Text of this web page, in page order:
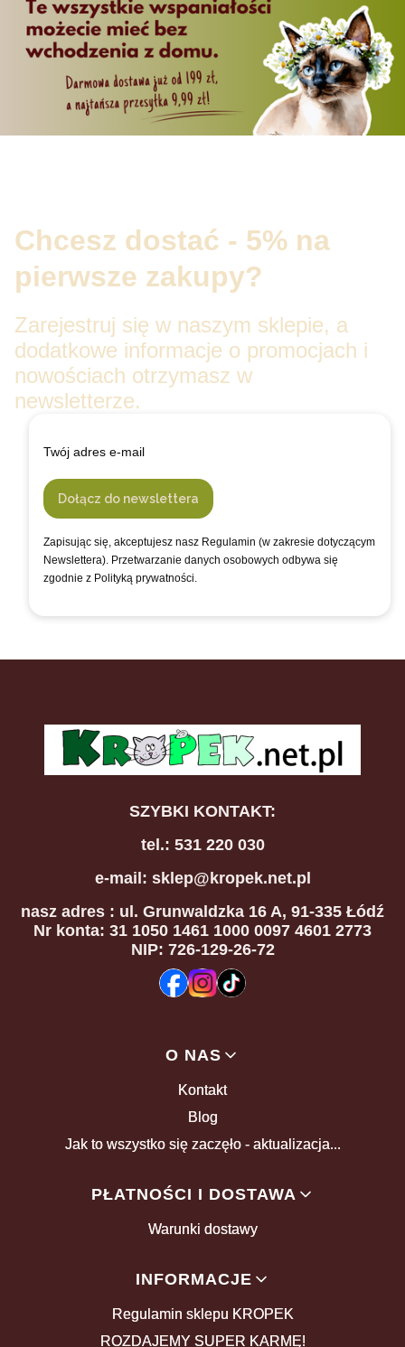
Chcesz dostać - 5% na
pierwsze zakupy?
Zarejestruj się w naszym sklepie, a
dodatkowe informacje o promocjach i
nowościach otrzymasz w
newsletterze.
Twój adres e-mail
Dołącz do newslettera
Zapisując się, akceptujesz nasz Regulamin (w zakresie dotyczącym
Newslettera). Przetwarzanie danych osobowych odbywa się
zgodnie z Polityką prywatności.
SZYBKI KONTAKT:
tel.: 531 220 030
e-mail: sklep@kropek.net.pl
nasz adres : ul. Grunwaldzka 16 A, 91-335 Łódź
Nr konta: 31 1050 1461 1000 0097 4601 2773
NIP: 726-129-26-72
O NAS
Kontakt
Blog
Jak to wszystko się zaczęło - aktualizacja...
PŁATNOŚCI I DOSTAWA
Warunki dostawy
INFORMACJE
Regulamin sklepu KROPEK
ROZDAJEMY SUPER KARMĘ!